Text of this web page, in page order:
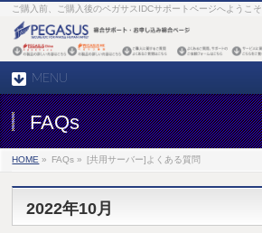
ご購入前、ご購入後のペガサスIDCサポートページへようこそ
MENU
FAQs
HOME » FAQs » [共用サーバー]よくある質問
2022年10月